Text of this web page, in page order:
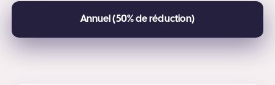
Annuel (50% de réduction)